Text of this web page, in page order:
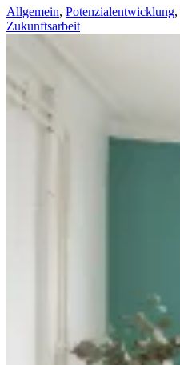
Allgemein, Potenzialentwicklung,
Zukunftsarbeit